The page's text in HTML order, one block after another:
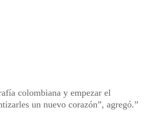
colombiana y empezar el
un nuevo corazón”, agregó.